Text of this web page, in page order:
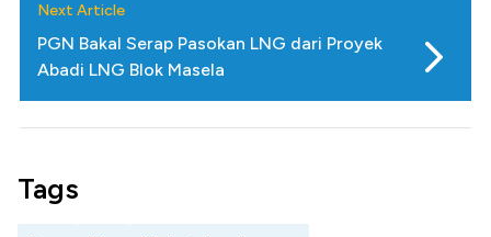
Next Article
PGN Bakal Serap Pasokan LNG dari Proyek
Abadi LNG Blok Masela
Tags